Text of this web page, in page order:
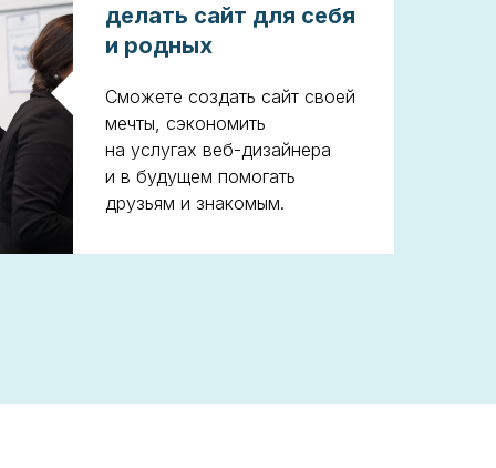
делать сайт для себя
и родных
Сможете создать сайт своей
мечты, сэкономить
на услугах веб-дизайнера
и в будущем помогать
друзьям и знакомым.